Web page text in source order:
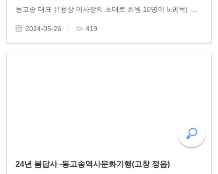
2024-05-26 419
24년 봄답사 -동고송역사문화기행(고창 정읍)